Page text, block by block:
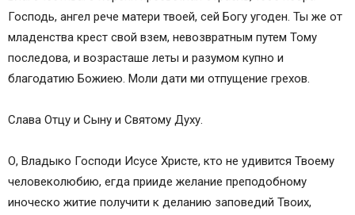
Господь, ангел рече матери твоей, сей Богу угоден. Ты же от
младенства крест свой взем, невозвратным путем Тому
последова, и возрасташе леты и разумом купно и
благодатию Божиею. Моли дати ми отпущение грехов.
Слава Отцу и Сыну и Святому Духу.
О, Владыко Господи Исусе Христе, кто не удивится Твоему
человеколюбию, егда прииде желание преподобному
иноческо житие получити к деланию заповедий Твоих,